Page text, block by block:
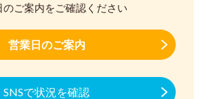
のご案内をご確認ください
営業日のご案内
SNSで状況を確認